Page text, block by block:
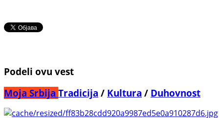
Podeli ovu vest
Moja Srbija Tradicija / Kultura / Duhovnost